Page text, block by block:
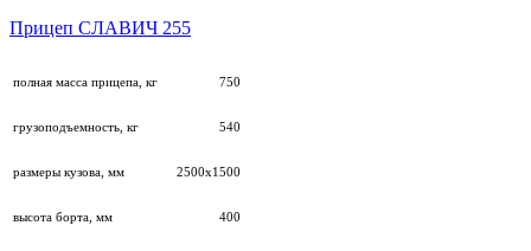
Прицеп СЛАВИЧ 255
полная масса прицепа, кг 750
грузоподъемность, кг 540
размеры кузова, мм 2500х1500
высота борта, мм 400